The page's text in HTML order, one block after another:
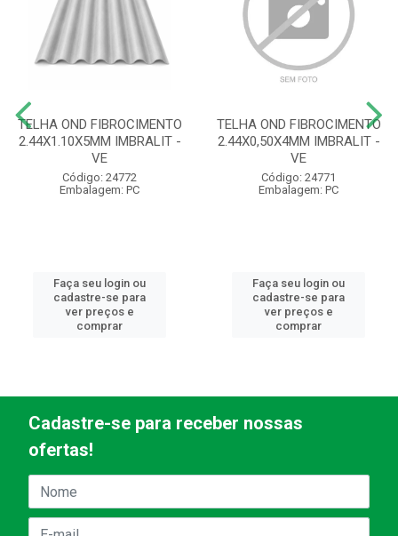
TELHA OND FIBROCIMENTO
2.44X1.10X5MM IMBRALIT -
VE
Código: 24772
Embalagem: PC
Faça seu login ou
cadastre-se para
ver preços e
comprar
TELHA OND FIBROCIMENTO
2.44X0,50X4MM IMBRALIT -
VE
Código: 24771
Embalagem: PC
Faça seu login ou
cadastre-se para
ver preços e
comprar
Cadastre-se para receber nossas
ofertas!